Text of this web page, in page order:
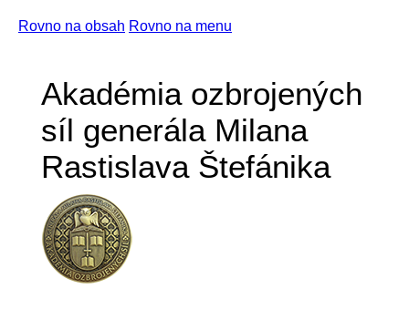
Rovno na obsah Rovno na menu
Akadémia ozbrojených
síl generála Milana
Rastislava Štefánika